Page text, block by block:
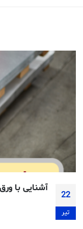
04
تیر
کاربرد